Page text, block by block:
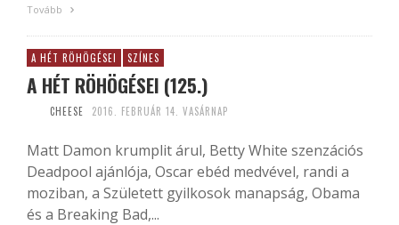
Tovább
A HÉT RÖHÖGÉSEI SZÍNES
A HÉT RÖHÖGÉSEI (125.)
CHEESE 2016. FEBRUÁR 14. VASÁRNAP
Matt Damon krumplit árul, Betty White szenzációs
Deadpool ajánlója, Oscar ebéd medvével, randi a
moziban, a Született gyilkosok manapság, Obama
és a Breaking Bad,...